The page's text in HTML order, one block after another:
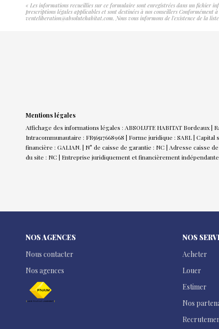
« Les informations recueillies sur ce formulaire sont enregistrées dans un fichier
prescriptions légales applicables et sont destinées à nos conseillers
venteliberation@absolutehabitat.com. Nous vous informons de l'existence de la
Mentions légales
Affichage des informations légales : ABSOLUTE HABITAT Bordeaux |
Intracommunautaire : FR56517668968 | Forme juridique : SARL | Capital
financière : GALIAN. | N° de caisse de garantie : NC | Adresse caisse
du site : NC | Entreprise juridiquement et financièrement indépendante
NOS AGENCES
Nous contacter
Nos agences
NOS
Acheter
Louer
Estimer
Nos